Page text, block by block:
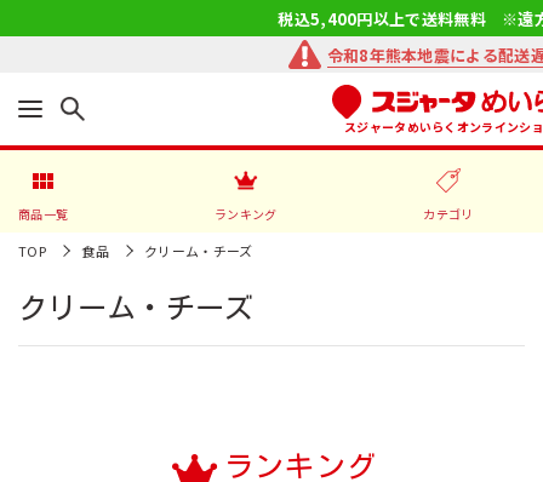
税込5,400円以上で送料無料 ※遠
令和8年熊本地震による配送
スジャータめいらくオンラインシ
商品一覧 ランキング カテゴリ
TOP 食品 クリーム・チーズ
クリーム・チーズ
ランキング